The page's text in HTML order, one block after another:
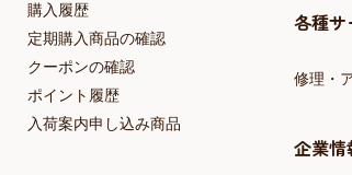
購入履歴
定期購入商品の確認
クーポンの確認
ポイント履歴
入荷案内申し込み商品
各種サ
修理・
企業情